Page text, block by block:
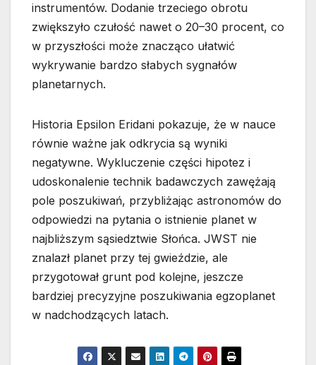
instrumentów. Dodanie trzeciego obrotu
zwiększyło czułość nawet o 20–30 procent, co
w przyszłości może znacząco ułatwić
wykrywanie bardzo słabych sygnałów
planetarnych.
Historia Epsilon Eridani pokazuje, że w nauce
równie ważne jak odkrycia są wyniki
negatywne. Wykluczenie części hipotez i
udoskonalenie technik badawczych zawężają
pole poszukiwań, przybliżając astronomów do
odpowiedzi na pytania o istnienie planet w
najbliższym sąsiedztwie Słońca. JWST nie
znalazł planet przy tej gwieździe, ale
przygotował grunt pod kolejne, jeszcze
bardziej precyzyjne poszukiwania egzoplanet
w nadchodzących latach.